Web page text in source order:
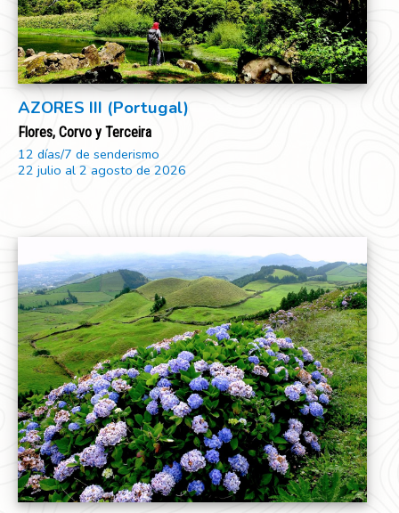
AZORES III (Portugal)
Flores, Corvo y Terceira
12 días/7 de senderismo
22 julio al 2 agosto de 2026